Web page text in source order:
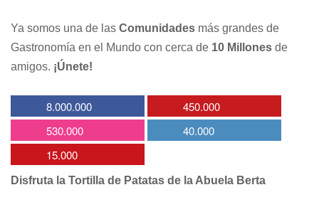
Ya somos una de las Comunidades más grandes de
Gastronomía en el Mundo con cerca de 10 Millones de
amigos. ¡Únete!
8.000.000
450.000
530.000
40.000
15.000
Disfruta la Tortilla de Patatas de la Abuela Berta